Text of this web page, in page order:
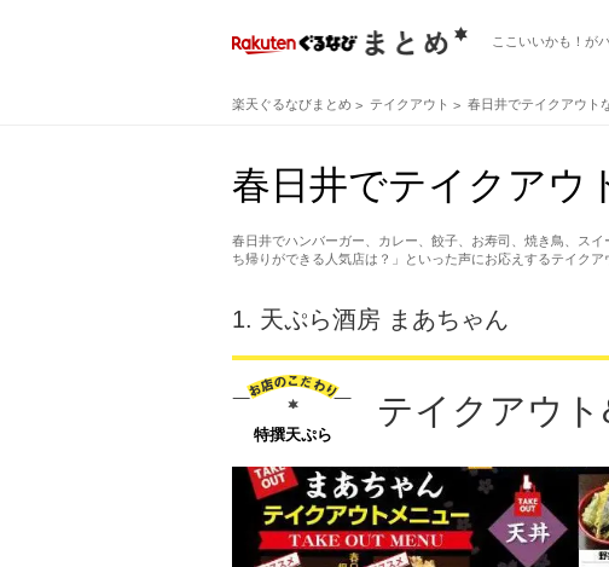
ここいいかも！が
楽天ぐるなびまとめ テイクアウト 春日井でテイクアウト
春日井でテイクアウ
春日井でハンバーガー、カレー、餃子、お寿司、焼き鳥、ス
ち帰りができる人気店は？」といった声にお応えするテイクア
1. 天ぷら酒房 まあちゃん
特撰天ぷら
テイクアウ